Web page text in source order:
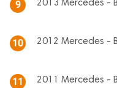
9 2013 Mercedes -
10 2012 Mercedes -
11 2011 Mercedes -